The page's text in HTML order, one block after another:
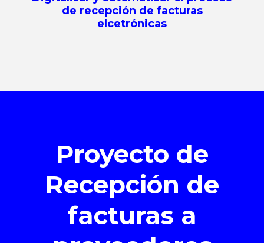
de recepción de facturas
elcetrónicas
Proyecto de
Recepción de
facturas a